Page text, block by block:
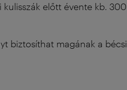
kulisszák előtt évente kb. 300
biztosíthat magának a bécsi